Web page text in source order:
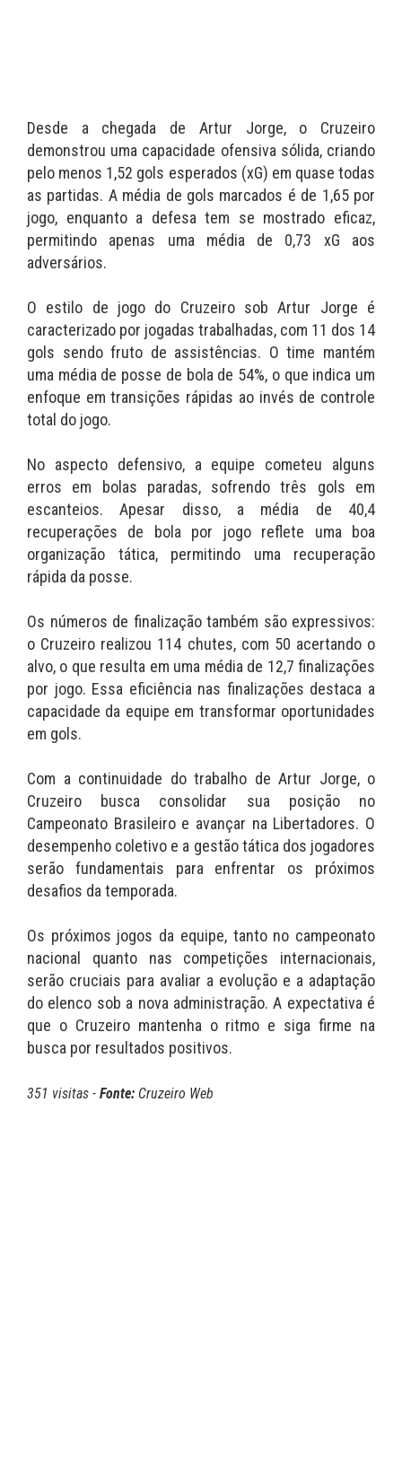
Desde a chegada de Artur Jorge, o Cruzeiro
demonstrou uma capacidade ofensiva sólida, criando
pelo menos 1,52 gols esperados (xG) em quase todas
as partidas. A média de gols marcados é de 1,65 por
jogo, enquanto a defesa tem se mostrado eficaz,
permitindo apenas uma média de 0,73 xG aos
adversários.
O estilo de jogo do Cruzeiro sob Artur Jorge é
caracterizado por jogadas trabalhadas, com 11 dos 14
gols sendo fruto de assistências. O time mantém
uma média de posse de bola de 54%, o que indica um
enfoque em transições rápidas ao invés de controle
total do jogo.
No aspecto defensivo, a equipe cometeu alguns
erros em bolas paradas, sofrendo três gols em
escanteios. Apesar disso, a média de 40,4
recuperações de bola por jogo reflete uma boa
organização tática, permitindo uma recuperação
rápida da posse.
Os números de finalização também são expressivos:
o Cruzeiro realizou 114 chutes, com 50 acertando o
alvo, o que resulta em uma média de 12,7 finalizações
por jogo. Essa eficiência nas finalizações destaca a
capacidade da equipe em transformar oportunidades
em gols.
Com a continuidade do trabalho de Artur Jorge, o
Cruzeiro busca consolidar sua posição no
Campeonato Brasileiro e avançar na Libertadores. O
desempenho coletivo e a gestão tática dos jogadores
serão fundamentais para enfrentar os próximos
desafios da temporada.
Os próximos jogos da equipe, tanto no campeonato
nacional quanto nas competições internacionais,
serão cruciais para avaliar a evolução e a adaptação
do elenco sob a nova administração. A expectativa é
que o Cruzeiro mantenha o ritmo e siga firme na
busca por resultados positivos.
351 visitas - Fonte: Cruzeiro Web